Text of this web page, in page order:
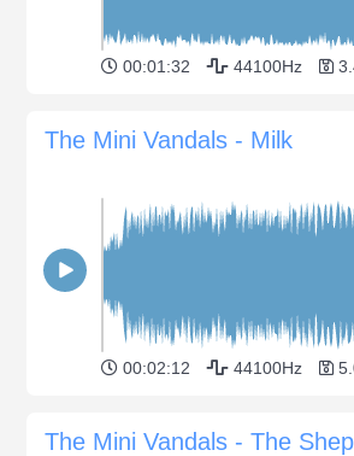
00:01:32 44100Hz
The Mini Vandals - Milk
00:02:12 44100Hz
The Mini Vandals - The